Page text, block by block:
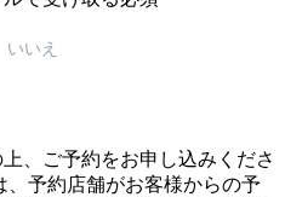
いいえ
、ご予約をお申し込みくださ
、予約店舗がお客様からの予